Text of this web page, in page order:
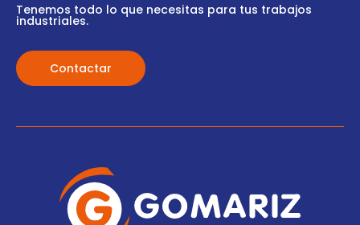
Tenemos todo lo que necesitas para tus trabajos
industriales.
Contactar